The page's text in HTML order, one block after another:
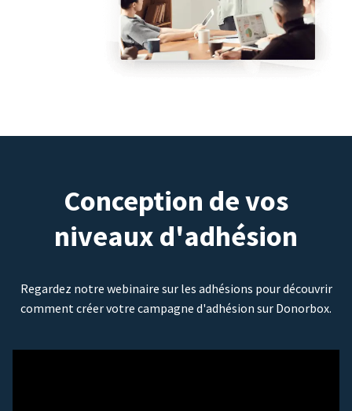
Conception de vos
niveaux d'adhésion
Regardez notre webinaire sur les adhésions pour découvrir
comment créer votre campagne d'adhésion sur Donorbox.